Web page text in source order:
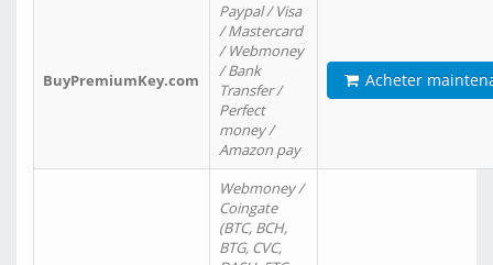
BuyPremiumKey.com
Paypal / Visa
/ Mastercard
/ Webmoney
/ Bank
Transfer /
Perfect
money /
Amazon pay
Acheter
Webmoney /
Coingate
(BTC, BCH,
BTG, CVC,